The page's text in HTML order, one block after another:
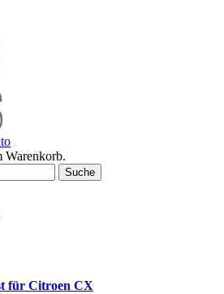
Warenkorb.
Suche
für Citroen CX